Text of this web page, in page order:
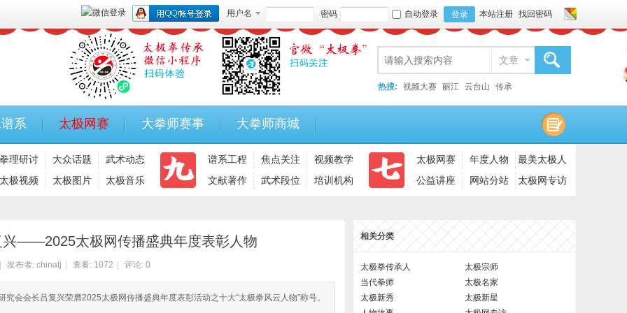
用户名 密码 自动登录 登录 本站注册 找回密码
文章
热搜: 视频大赛 丽江 云台山 传承
系 太极网赛 大拳师赛事 大拳师商城
理研讨 大众话题
武术动态
极视频
太极图片 太极音乐
谱系工程 焦点关注
视频教学
文献著作
武术段位 培训机构
太极网赛 年度人物
最美太极人
公益讲座
网站分站 太极网专访
兴——2025太极网传播盛典年度表彰人物
发布者: chinatj 查看: 1072 评论: 0
会会长吕复兴荣膺2025太极网传播盛典年度表彰活动之十大“太极拳风云人物”称号。
相关分类
太极拳传承人
太极宗师
当代拳师
太极名家
太极新秀
太极新星